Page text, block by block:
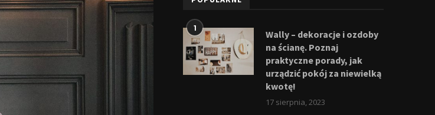
1
Wally – dekoracje i ozdoby
na ścianę. Poznaj
praktyczne porady, jak
urządzić pokój za niewielką
kwotę!
17 sierpnia, 2023